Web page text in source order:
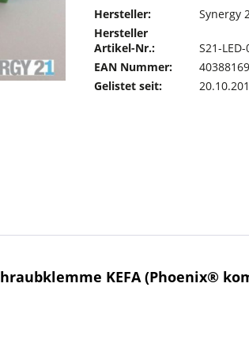
Hersteller:
Synergy
Hersteller
Artikel-Nr.:
S21-
EAN Nummer:
Gelistet seit:
KEFA (Phoenix®